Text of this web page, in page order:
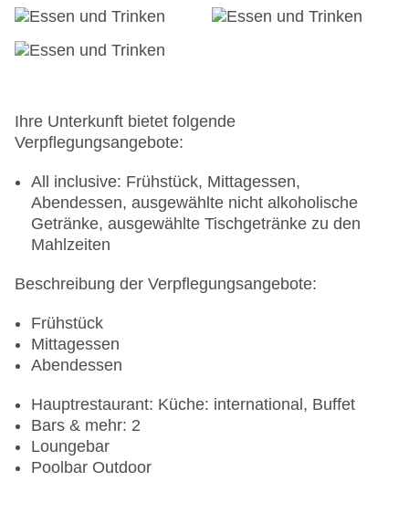
Ihre Unterkunft bietet folgende
Verpflegungsangebote:
All inclusive: Frühstück, Mittagessen,
Abendessen, ausgewählte nicht alkoholische
Getränke, ausgewählte Tischgetränke zu den
Mahlzeiten
Beschreibung der Verpflegungsangebote:
Frühstück
Mittagessen
Abendessen
Hauptrestaurant: Küche: international, Buffet
Bars & mehr: 2
Loungebar
Poolbar Outdoor